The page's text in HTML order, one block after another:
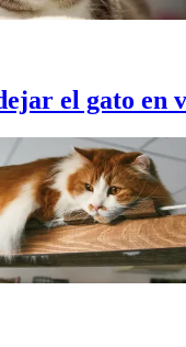
el gato en